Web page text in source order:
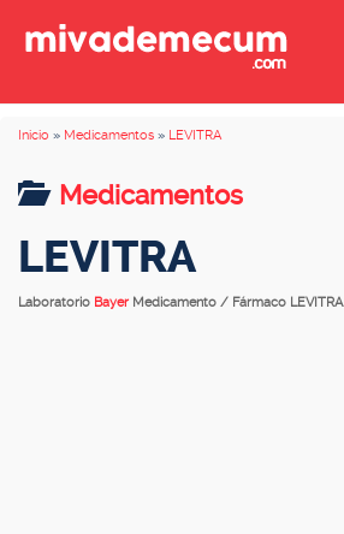
Inicio » Medicamentos » LEVITRA
Medicamentos
LEVITRA
Laboratorio Bayer Medicamento / Fármaco LEVITRA